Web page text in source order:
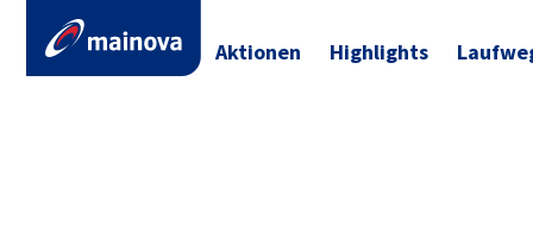
Aktionen Highlights